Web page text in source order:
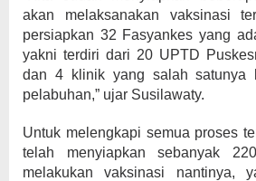
akan melaksanakan vaksinasi
persiapkan 32 Fasyankes yang
yakni terdiri dari 20 UPTD
dan 4 klinik yang salah satunya
pelabuhan,” ujar Susilawaty.
Untuk melengkapi semua proses
telah menyiapkan sebanyak
melakukan vaksinasi nantinya,